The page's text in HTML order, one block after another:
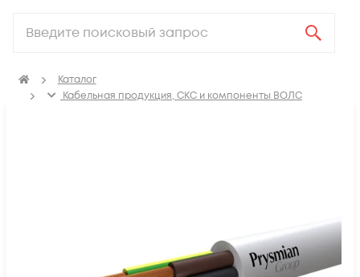
Каталог
Кабельная продукция, СКС и компоненты ВОЛС